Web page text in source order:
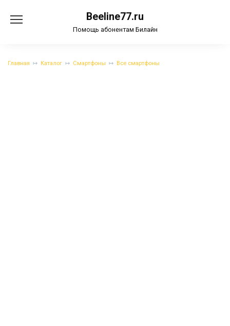
содержанию
Beeline77.ru
Помощь абонентам Билайн
Главная Каталог Смартфоны Все смартфоны